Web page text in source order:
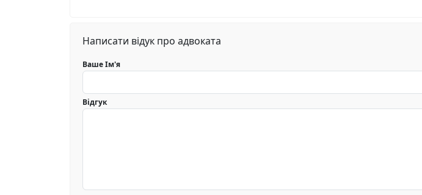
Написати відук про адвоката
Ваше Ім'я
Відгук